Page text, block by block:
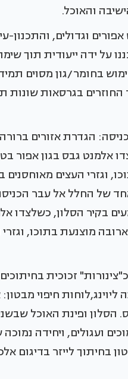
והאוכל.
וגדולים,
על ידה ייעודית תוך
בחומר/גון מסוים
בגרסאות
הגדרת אזורים
אלמנט גבס בגון אפור
וגזרי העצים מאוחסנים
של החלל אל עבר
בקיר הסלון, כשלצדו
מוצנעת בתוכו,
זכוכית
ליוינג,לוחות חיפוי
הסלון ופינת האוכל
ועגולים, ויחידה
בחיתוך לייזר בדיגום